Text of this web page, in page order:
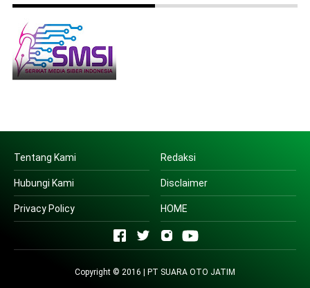
Tentang Kami Redaksi
Hubungi Kami Disclaimer
Privacy Policy HOME
Copyright © 2016 | PT SUARA OTO JATIM